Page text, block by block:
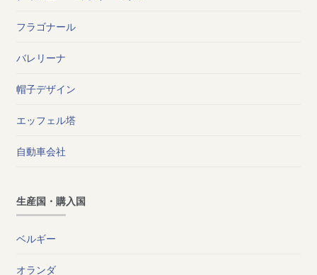
フラゴナール
バレリーナ
帽子デザイン
エッフェル塔
自動車会社
生産国・購入国
ベルギー
オランダ